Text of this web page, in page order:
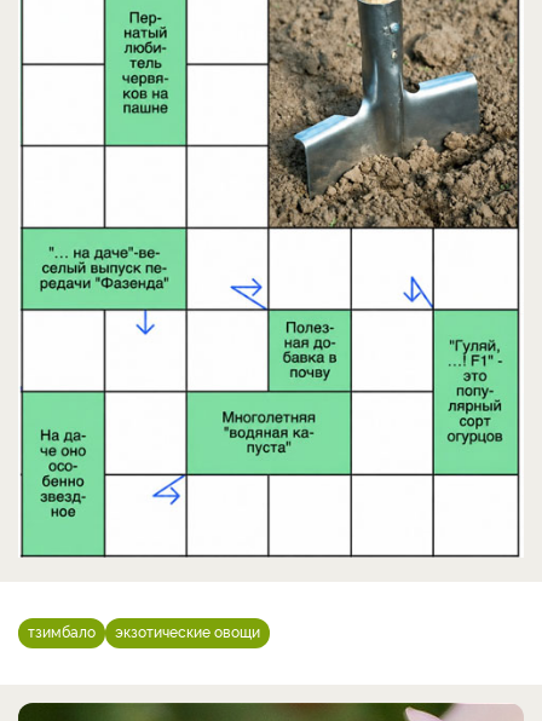
тзимбало экзотические овощи